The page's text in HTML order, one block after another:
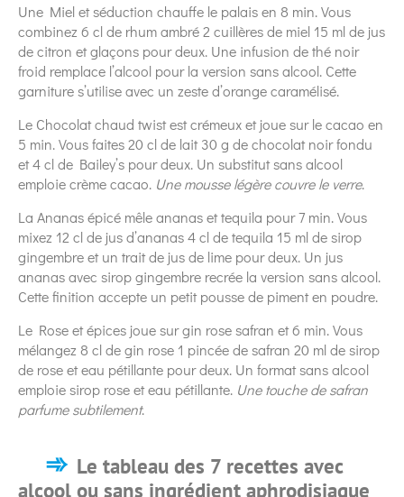
Une Miel et séduction chauffe le palais en 8 min. Vous
combinez 6 cl de rhum ambré 2 cuillères de miel 15 ml de jus
de citron et glaçons pour deux. Une infusion de thé noir
froid remplace l’alcool pour la version sans alcool. Cette
garniture s’utilise avec un zeste d’orange caramélisé.
Le Chocolat chaud twist est crémeux et joue sur le cacao en
5 min. Vous faites 20 cl de lait 30 g de chocolat noir fondu
et 4 cl de Bailey’s pour deux. Un substitut sans alcool
emploie crème cacao. Une mousse légère couvre le verre.
La Ananas épicé mêle ananas et tequila pour 7 min. Vous
mixez 12 cl de jus d’ananas 4 cl de tequila 15 ml de sirop
gingembre et un trait de jus de lime pour deux. Un jus
ananas avec sirop gingembre recrée la version sans alcool.
Cette finition accepte un petit pousse de piment en poudre.
Le Rose et épices joue sur gin rose safran et 6 min. Vous
mélangez 8 cl de gin rose 1 pincée de safran 20 ml de sirop
de rose et eau pétillante pour deux. Un format sans alcool
emploie sirop rose et eau pétillante. Une touche de safran
parfume subtilement.
Le tableau des 7 recettes avec
alcool ou sans ingrédient aphrodisiaque